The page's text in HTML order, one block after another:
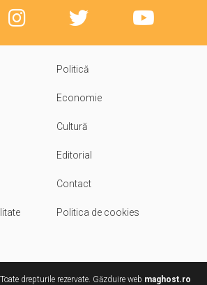
Politică
Economie
Cultură
Editorial
Contact
Politica de cookies
drepturile rezervate. Găzduire web maghost.ro